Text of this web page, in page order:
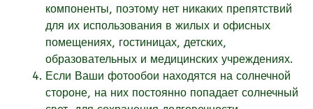
компоненты, поэтому нет никаких препятствий
для их использования в жилых и офисных
помещениях, гостиницах, детских,
образовательных и медицинских учреждениях.
Если Ваши фотообои находятся на солнечной
стороне, на них постоянно попадает солнечный